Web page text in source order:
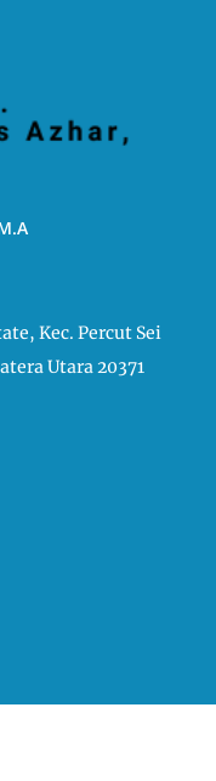
Kec. Percut Sei
Utara 20371